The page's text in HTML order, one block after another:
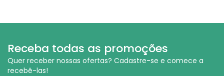
Receba todas as promoções
Quer receber nossas ofertas? Cadastre-se e comece a
recebê-las!